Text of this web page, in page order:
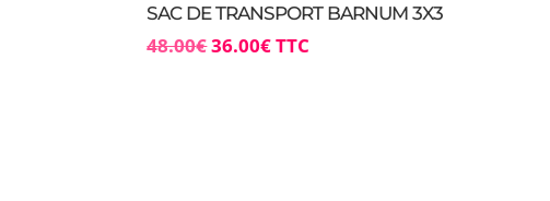
SAC DE TRANSPORT BARNUM 3X3
48.00€Le
36.00€Le
TTC